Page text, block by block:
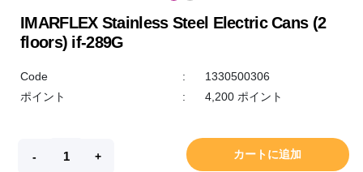
IMARFLEX Stainless Steel Electric Cans (2
floors) if-289G
Code :
1330500306
ポイント
: 4,200 ポイント
カートに追加